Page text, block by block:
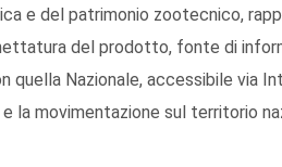
e del patrimonio zootecnico,
del prodotto, fonte di
quella Nazionale, accessibile via
la movimentazione sul territorio